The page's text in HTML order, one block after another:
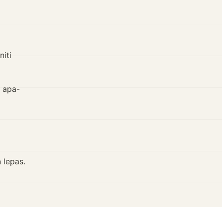
apa-
lepas.